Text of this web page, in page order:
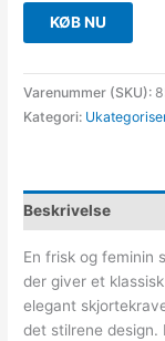
KØB NU
Varenummer (SKU):
Kategori:
Beskrivelse
En frisk og feminin
der giver et
elegant
det stilrene